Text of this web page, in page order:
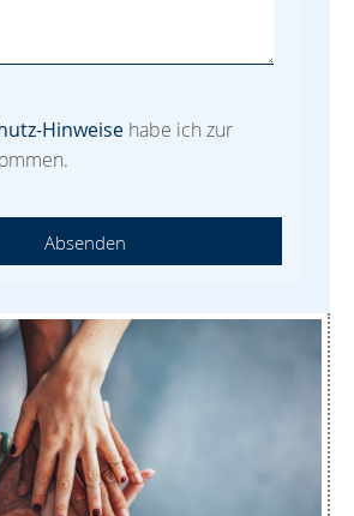
Hinweise habe ich zur
Absenden